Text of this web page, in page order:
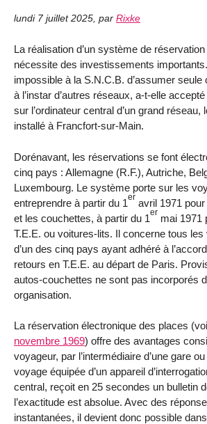
lundi 7 juillet 2025, par Rixke
La réalisation d’un système de
nécessite des investissements
impossible à la S.N.C.B. d’assumer seule
à l’instar d’autres réseaux, a-t-elle
sur l’ordinateur central d’un grand réseau,
installé à Francfort-sur-Main.
Dorénavant, les réservations se font
cinq pays : Allemagne (R.F.), Autriche,
Luxembourg. Le système porte sur les
entreprendre à partir du 1er avril 1971
et les couchettes, à partir du 1er mai 1971
T.E.E. ou voitures-lits. Il concerne tous
d’un des cinq pays ayant adhéré à
retours en T.E.E. au départ de Paris.
autos-couchettes ne sont pas incorporés
organisation.
La réservation électronique des places
novembre 1969) offre des avantages
voyageur, par l’intermédiaire d’une gare
voyage équipée d’un appareil
central, reçoit en 25 secondes un bulletin
l’exactitude est absolue. Avec des
instantanées, il devient donc possible